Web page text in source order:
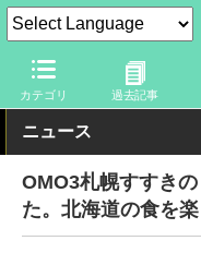
カテゴリ 過去記事
トラベル Watch 地域
ニュース
OMO3札幌すすき
た。北海道の食を